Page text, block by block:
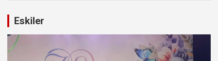
Eskiler